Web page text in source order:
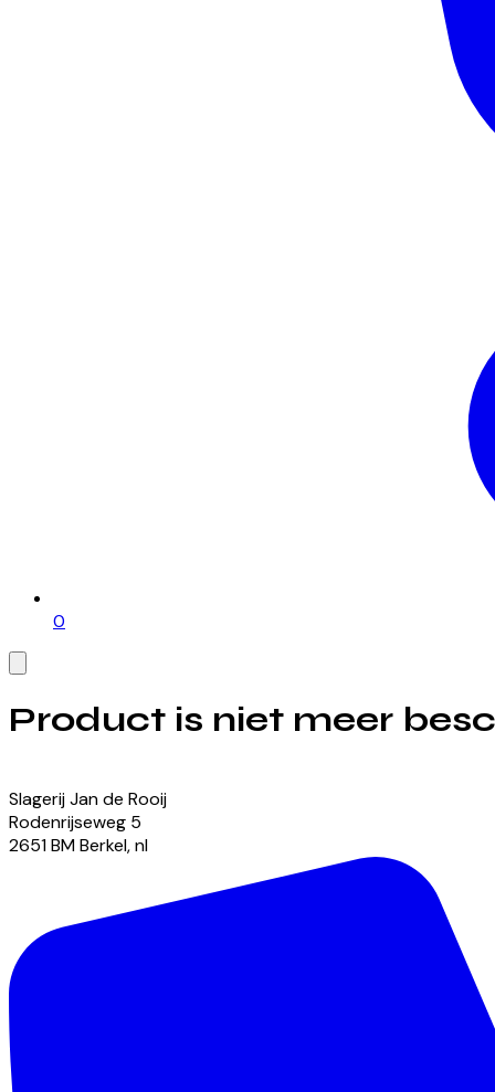
0
Product is niet meer
Slagerij Jan de Rooij
Rodenrijseweg 5
2651 BMBerkel,nl